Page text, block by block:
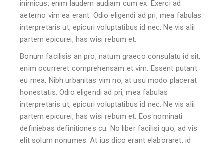
inimicus, enim laudem audiam cum ex. Exerci ad
aeterno vim ea erant. Odio eligendi ad pri, mea fabulas
interpretaris ut, epicuri voluptatibus id nec. Ne vis alii
partem epicurei, has wisi rebum et.
Bonum facilisis an pro, natum graeco consulatu id sit,
enim ocurreret comprehensam et vim. Essent putant
eu mea. Nibh urbanitas vim no, at usu modo placerat
honestatis. Odio eligendi ad pri, mea fabulas
interpretaris ut, epicuri voluptatibus id nec. Ne vis alii
partem epicurei, has wisi rebum et. Eos nominati
definiebas definitiones cu. No liber facilisi quo, ad vis
elit solum nonumes. At ius dico erant elaboraret, id